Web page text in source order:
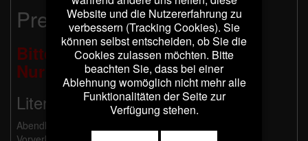
Preise:
Bitte beachten Sie:
Nur Barzahlung möglich!
Literarische Programme:
Abendkasse: 21 €, ermäßigt 11 €
Website und die Nutzererfahrung zu
verbessern (Tracking Cookies). Sie
können selbst entscheiden, ob Sie die
Cookies zulassen möchten. Bitte
beachten Sie, dass bei einer
Ablehnung womöglich nicht mehr alle
Funktionalitäten der Seite zur
Verfügung stehen.